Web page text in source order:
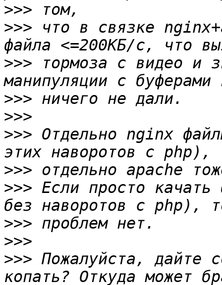
>>>
>>> что в связке
>>> тормоза с видео и
>>>
>>>
>>> Отдельно nginx
>>>
>>> Если просто
>>>
>>>
>>> Пожалуйста, дайте